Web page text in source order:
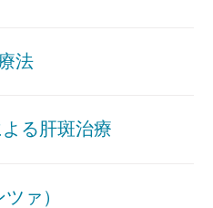
法
る肝斑治療
ァ）